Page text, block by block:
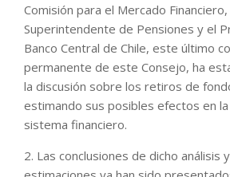
Comisión para el Mercado Financiero,
Superintendente de Pensiones y el
Banco Central de Chile, este último
permanente de este Consejo, ha
la discusión sobre los retiros de
estimando sus posibles efectos en
sistema financiero.
2. Las conclusiones de dicho análisis